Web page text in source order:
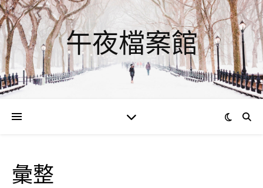
午夜檔案館
彙整